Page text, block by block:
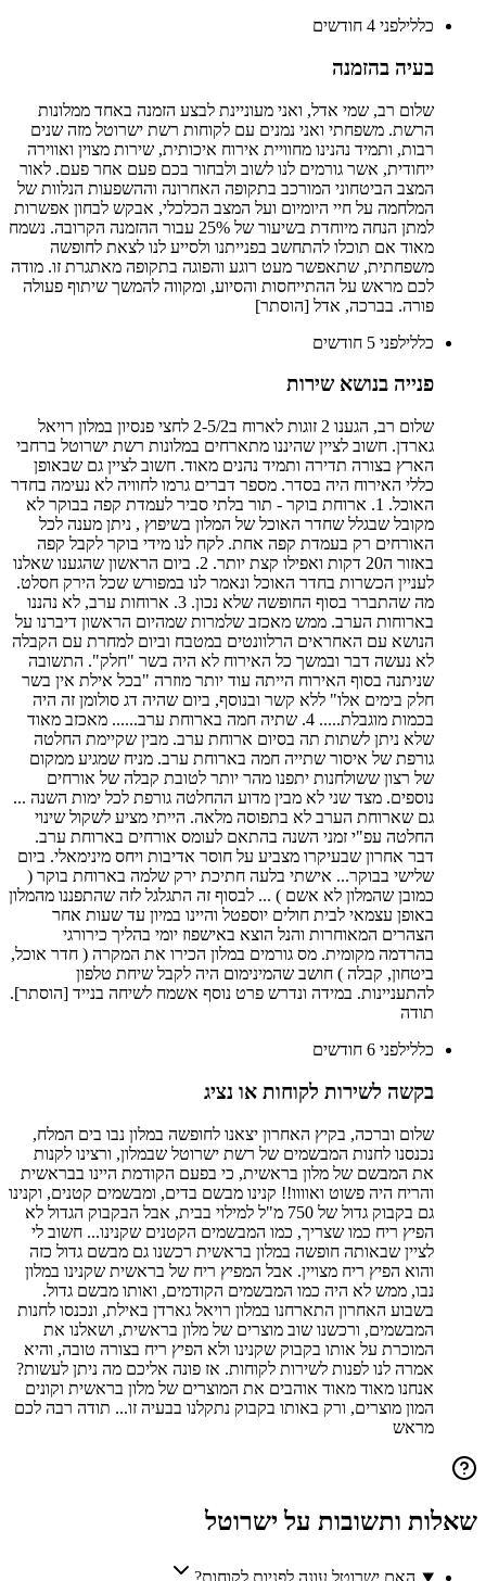
כללילפני 4 חודשים
בעיה בהזמנה
שלום רב, שמי אדל, ואני מעוניינת לבצע הזמנה באחד ממלונות
הרשת. משפחתי ואני נמנים עם לקוחות רשת ישרוטל מזה שנים
רבות, ותמיד נהנינו מחוויית אירוח איכותית, שירות מצוין ואווירה
ייחודית, אשר גורמים לנו לשוב ולבחור בכם פעם אחר פעם. לאור
המצב הביטחוני המורכב בתקופה האחרונה וההשפעות הנלוות של
המלחמה על חיי היומיום ועל המצב הכלכלי, אבקש לבחון אפשרות
למתן הנחה מיוחדת בשיעור של 25% עבור ההזמנה הקרובה. נשמח
מאוד אם תוכלו להתחשב בפנייתנו ולסייע לנו לצאת לחופשה
משפחתית, שתאפשר מעט רוגע והפוגה בתקופה מאתגרת זו. מודה
לכם מראש על ההתייחסות והסיוע, ומקווה להמשך שיתוף פעולה
פורה. בברכה, אדל [הוסתר]
כללילפני 5 חודשים
פנייה בנושא שירות
שלום רב, הגענו 2 זוגות לארוח ב2-5/2 לחצי פנסיון במלון רויאל
גארדן. חשוב לציין שהיננו מתארחים במלונות רשת ישרוטל ברחבי
הארץ בצורה תדירה ותמיד נהנים מאוד. חשוב לציין גם שבאופן
כללי האירוח היה בסדר. מספר דברים גרמו לחוויה לא נעימה בחדר
האוכל. 1. ארוחת בוקר - תור בלתי סביר לעמדת קפה בבוקר לא
מקובל שבגלל שחדר האוכל של המלון בשיפוץ , ניתן מענה לכל
האורחים רק בעמדת קפה אחת. לקח לנו מידי בוקר לקבל קפה
באזור ה20 דקות ואפילו קצת יותר. 2. ביום הראשון שהגענו שאלנו
לעניין הכשרות בחדר האוכל ונאמר לנו במפורש שכל הירק חסלט.
מה שהתברר בסוף החופשה שלא נכון. 3. ארוחות ערב, לא נהננו
בארוחות הערב. ממש מאכזב שלמרות שמהיום הראשון דיברנו על
הנושא עם האחראים הרלוונטים במטבח וביום למחרת עם הקבלה
לא נעשה דבר ובמשך כל האירוח לא היה בשר "חלק". התשובה
שניתנה בסוף האירוח הייתה עוד יותר מוזרה "בכל אילת אין בשר
חלק בימים אלו" ללא קשר ובנוסף, ביום שהיה דג סולומן זה היה
בכמות מוגבלת..... 4. שתיה חמה בארוחת ערב...... מאכזב מאוד
שלא ניתן לשתות תה בסיום ארוחת ערב. מבין שקיימת החלטה
גורפת של איסור שתייה חמה בארוחת ערב. מניח שמגיע ממקום
של רצון ששולחנות יתפנו מהר יותר לטובת קבלה של אורחים
נוספים. מצד שני לא מבין מדוע ההחלטה גורפת לכל ימות השנה ...
גם שארוחת הערב לא בתפוסה מלאה. הייתי מציע לשקול שינוי
החלטה עפ"י זמני השנה בהתאם לעומס אורחים בארוחת ערב.
דבר אחרון שבעיקרו מצביע על חוסר אדיבות ויחס מינימאלי. ביום
שלישי בבוקר... אישתי בלעה חתיכת ירק שלמה בארוחת בוקר (
כמובן שהמלון לא אשם ) ... לבסוף זה התגלגל לזה שהתפננו מהמלון
באופן עצמאי לבית חולים יוספטל והיינו במיון עד שעות אחר
הצהרים המאוחרות והנל הוצא באישפוז יומי בהליך כירורגי
בהרדמה מקומית. מס גורמים במלון הכירו את המקרה ( חדר אוכל,
ביטחון, קבלה ) חושב שהמינימום היה לקבל שיחת טלפון
להתעניינות. במידה ונדרש פרט נוסף אשמח לשיחה בנייד [הוסתר].
תודה
כללילפני 6 חודשים
בקשה לשירות לקוחות או נציג
שלום וברכה, בקיץ האחרון יצאנו לחופשה במלון נבו בים המלח,
נכנסנו לחנות המבשמים של רשת ישרוטל שבמלון, ורצינו לקנות
את המבשם של מלון בראשית, כי בפעם הקודמת היינו בבראשית
והריח היה פשוט ואוווו!! קנינו מבשם בדים, ומבשמים קטנים, וקנינו
גם בקבוק גדול של 750 מ"ל למילוי בבית, אבל הבקבוק הגדול לא
הפיץ ריח כמו שצריך, כמו המבשמים הקטנים שקנינו... חשוב לי
לציין שבאותה חופשה במלון בראשית רכשנו גם מבשם גדול כזה
והוא הפיץ ריח מצויין. אבל המפיץ ריח של בראשית שקנינו במלון
נבו, ממש לא היה כמו המבשמים הקודמים, ואותו מבשם גדול.
בשבוע האחרון התארחנו במלון רויאל גארדן באילת, ונכנסו לחנות
המבשמים, ורכשנו שוב מוצרים של מלון בראשית, ושאלנו את
המוכרת על אותו בקבוק שקנינו ולא הפיץ ריח בצורה טובה, והיא
אמרה לנו לפנות לשירות לקוחות. אז פונה אליכם מה ניתן לעשות?
אנחנו מאוד מאוד אוהבים את המוצרים של מלון בראשית וקונים
המון מוצרים, ורק באותו בקבוק נתקלנו בבעיה זו... תודה רבה לכם
מראש
שאלות ותשובות על ישרוטל